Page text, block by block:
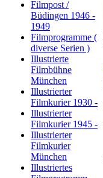
Filmpost /
Büdingen 1946 -
1949
Filmprogramme (
diverse Serien )
Illustrierte
Filmbühne
München
Illustrierter
Filmkurier 1930 -
Illustrierter
Filmkurier 1945 -
Illustrierter
Filmkurier
München
Illustriertes